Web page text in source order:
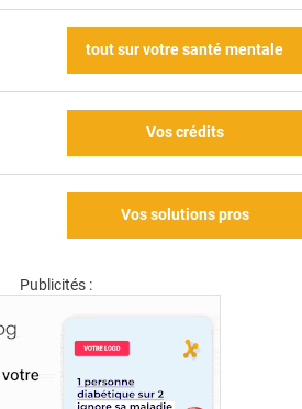
tout sur votre santé mentale
Vos crédits
Vos solutions pros
Publicités :